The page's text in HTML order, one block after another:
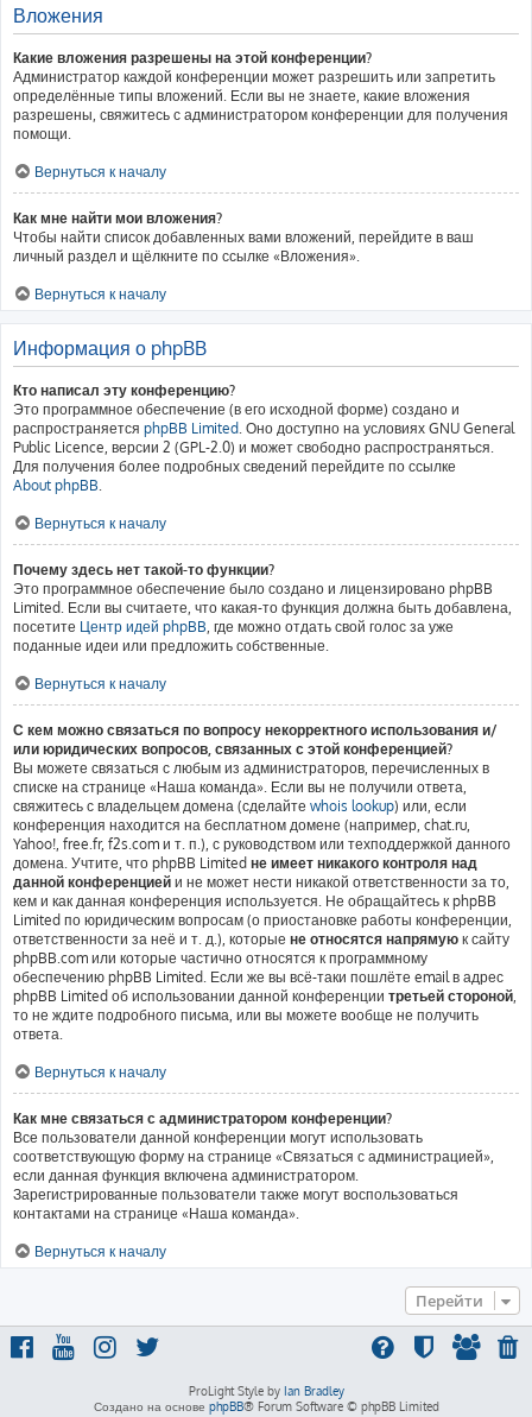
Вложения
Какие вложения разрешены на этой конференции?
Администратор каждой конференции может разрешить или запретить
определённые типы вложений. Если вы не знаете, какие вложения
разрешены, свяжитесь с администратором конференции для получения
помощи.
Вернуться к началу
Как мне найти мои вложения?
Чтобы найти список добавленных вами вложений, перейдите в ваш
личный раздел и щёлкните по ссылке «Вложения».
Вернуться к началу
Информация о phpBB
Кто написал эту конференцию?
Это программное обеспечение (в его исходной форме) создано и
распространяется phpBB Limited. Оно доступно на условиях GNU General
Public Licence, версии 2 (GPL-2.0) и может свободно распространяться.
Для получения более подробных сведений перейдите по ссылке
About phpBB.
Вернуться к началу
Почему здесь нет такой-то функции?
Это программное обеспечение было создано и лицензировано phpBB
Limited. Если вы считаете, что какая-то функция должна быть добавлена,
посетите Центр идей phpBB, где можно отдать свой голос за уже
поданные идеи или предложить собственные.
Вернуться к началу
С кем можно связаться по вопросу некорректного использования и/
или юридических вопросов, связанных с этой конференцией?
Вы можете связаться с любым из администраторов, перечисленных в
списке на странице «Наша команда». Если вы не получили ответа,
свяжитесь с владельцем домена (сделайте whois lookup) или, если
конференция находится на бесплатном домене (например, chat.ru,
Yahoo!, free.fr, f2s.com и т. п.), с руководством или техподдержкой данного
домена. Учтите, что phpBB Limited не имеет никакого контроля над
данной конференцией и не может нести никакой ответственности за то,
кем и как данная конференция используется. Не обращайтесь к phpBB
Limited по юридическим вопросам (о приостановке работы конференции,
ответственности за неё и т. д.), которые не относятся напрямую к сайту
phpBB.com или которые частично относятся к программному
обеспечению phpBB Limited. Если же вы всё-таки пошлёте email в адрес
phpBB Limited об использовании данной конференции третьей стороной,
то не ждите подробного письма, или вы можете вообще не получить
ответа.
Вернуться к началу
Как мне связаться с администратором конференции?
Все пользователи данной конференции могут использовать
соответствующую форму на странице «Связаться с администрацией»,
если данная функция включена администратором.
Зарегистрированные пользователи также могут воспользоваться
контактами на странице «Наша команда».
Вернуться к началу
Перейти
ProLight Style by Ian Bradley
Создано на основе phpBB® Forum Software © phpBB Limited